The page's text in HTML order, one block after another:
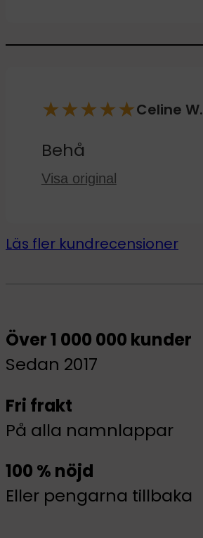
★★★★★Celine W.
Behå
Visa original
Läs fler kundrecensioner
Över 1 000 000 kunder
Sedan 2017
Fri frakt
På alla namnlappar
100 % nöjd
Eller pengarna tillbaka